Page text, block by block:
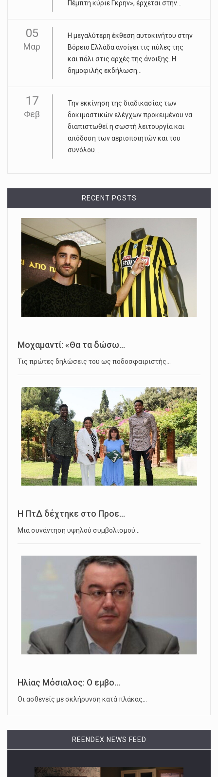
Πέμπτη κύριε Γκρην», έρχεται στην...
05
Μαρ
Η μεγαλύτερη έκθεση αυτοκινήτου στην
Βόρειο Ελλάδα ανοίγει τις πύλες της
και πάλι στις αρχές της άνοιξης. Η
δημοφιλής εκδήλωση...
17
Φεβ
Την εκκίνηση της διαδικασίας των
δοκιμαστικών ελέγχων προκειμένου να
διαπιστωθεί η σωστή λειτουργία και
απόδοση των αεριοποιητών και του
συνόλου...
RECENT POSTS
Μοχαμαντί: «Θα τα δώσω...
Τις πρώτες δηλώσεις του ως ποδοσφαιριστής…
Η ΠτΔ δέχτηκε στο Προε...
Μια συνάντηση υψηλού συμβολισμού…
Ηλίας Μόσιαλος: Ο εμβο...
Οι ασθενείς με σκλήρυνση κατά πλάκας…
REENDEX NEWS FEED